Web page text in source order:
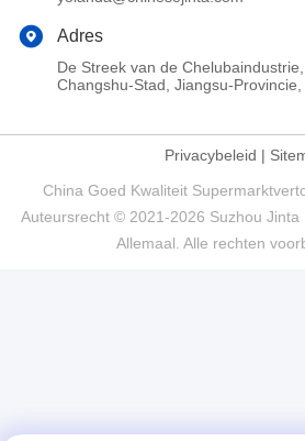
Adres
De Streek van de
Changshu-Stad, Jiangsu-
Privacybeleid |
China Goed Kwaliteit
Auteursrecht © 2021-2026 Suzhou Jinta
Allemaal. Alle rechten